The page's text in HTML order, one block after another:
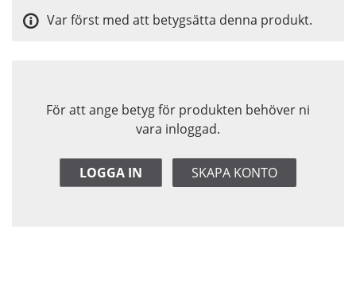
För att ange betyg för produkten behöver ni
vara inloggad.
LOGGA IN SKAPA KONTO
Var först med att betygsätta denna produkt.